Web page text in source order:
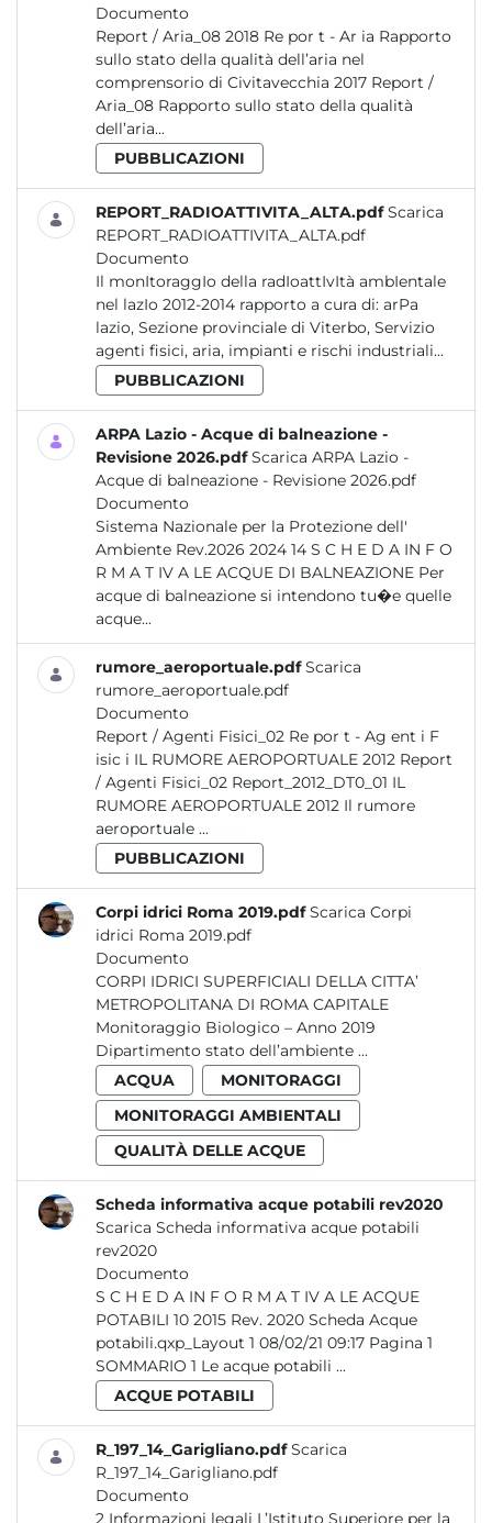
Documento
Report / Aria_08 2018 Re por t - Ar ia Rapporto
sullo stato della qualità dell’aria nel
comprensorio di Civitavecchia 2017 Report /
Aria_08 Rapporto sullo stato della qualità
dell’aria...
PUBBLICAZIONI
REPORT_RADIOATTIVITA_ALTA.pdf Scarica
REPORT_RADIOATTIVITA_ALTA.pdf
Documento
Il monItoraggIo della radIoattIvItà ambIentale
nel lazIo 2012-2014 rapporto a cura di: arPa
lazio, Sezione provinciale di Viterbo, Servizio
agenti fisici, aria, impianti e rischi industriali...
PUBBLICAZIONI
ARPA Lazio - Acque di balneazione -
Revisione 2026.pdf Scarica ARPA Lazio -
Acque di balneazione - Revisione 2026.pdf
Documento
Sistema Nazionale per la Protezione dell'
Ambiente Rev.2026 2024 14 S C H E D A IN F O
R M A T IV A LE ACQUE DI BALNEAZIONE Per
acque di balneazione si intendono tu�e quelle
acque...
rumore_aeroportuale.pdf Scarica
rumore_aeroportuale.pdf
Documento
Report / Agenti Fisici_02 Re por t - Ag ent i F
isic i IL RUMORE AEROPORTUALE 2012 Report
/ Agenti Fisici_02 Report_2012_DT0_01 IL
RUMORE AEROPORTUALE 2012 Il rumore
aeroportuale ...
PUBBLICAZIONI
Corpi idrici Roma 2019.pdf Scarica Corpi
idrici Roma 2019.pdf
Documento
CORPI IDRICI SUPERFICIALI DELLA CITTA’
METROPOLITANA DI ROMA CAPITALE
Monitoraggio Biologico – Anno 2019
Dipartimento stato dell’ambiente ...
ACQUA
MONITORAGGI
MONITORAGGI AMBIENTALI
QUALITÀ DELLE ACQUE
Scheda informativa acque potabili rev2020
Scarica Scheda informativa acque potabili
rev2020
Documento
S C H E D A IN F O R M A T IV A LE ACQUE
POTABILI 10 2015 Rev. 2020 Scheda Acque
potabili.qxp_Layout 1 08/02/21 09:17 Pagina 1
SOMMARIO 1 Le acque potabili ...
ACQUE POTABILI
R_197_14_Garigliano.pdf Scarica
R_197_14_Garigliano.pdf
Documento
2 Informazioni legali L’Istituto Superiore per la